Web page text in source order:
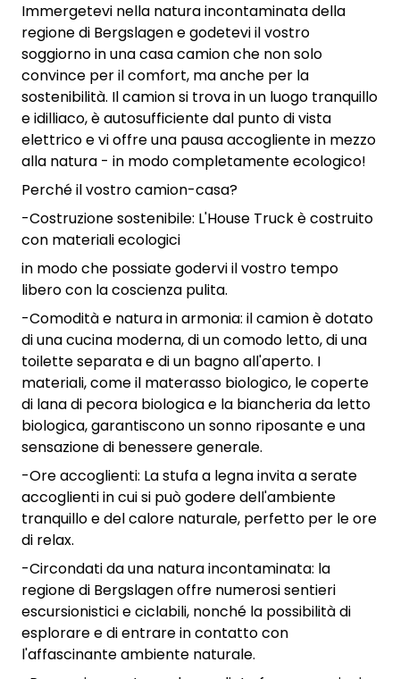
Immergetevi nella natura incontaminata della
regione di Bergslagen e godetevi il vostro
soggiorno in una casa camion che non solo
convince per il comfort, ma anche per la
sostenibilità. Il camion si trova in un luogo tranquillo
e idilliaco, è autosufficiente dal punto di vista
elettrico e vi offre una pausa accogliente in mezzo
alla natura - in modo completamente ecologico!
Perché il vostro camion-casa?
-Costruzione sostenibile: L'House Truck è costruito
con materiali ecologici
in modo che possiate godervi il vostro tempo
libero con la coscienza pulita.
-Comodità e natura in armonia: il camion è dotato
di una cucina moderna, di un comodo letto, di una
toilette separata e di un bagno all'aperto. I
materiali, come il materasso biologico, le coperte
di lana di pecora biologica e la biancheria da letto
biologica, garantiscono un sonno riposante e una
sensazione di benessere generale.
-Ore accoglienti: La stufa a legna invita a serate
accoglienti in cui si può godere dell'ambiente
tranquillo e del calore naturale, perfetto per le ore
di relax.
-Circondati da una natura incontaminata: la
regione di Bergslagen offre numerosi sentieri
escursionistici e ciclabili, nonché la possibilità di
esplorare e di entrare in contatto con
l'affascinante ambiente naturale.